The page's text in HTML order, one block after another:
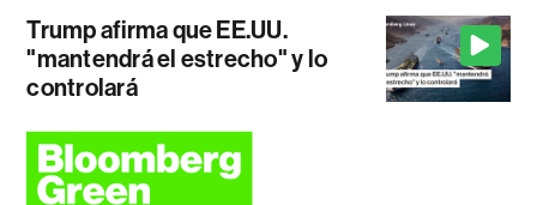
Trump afirma que EE.UU.
"mantendrá el estrecho" y lo
controlará